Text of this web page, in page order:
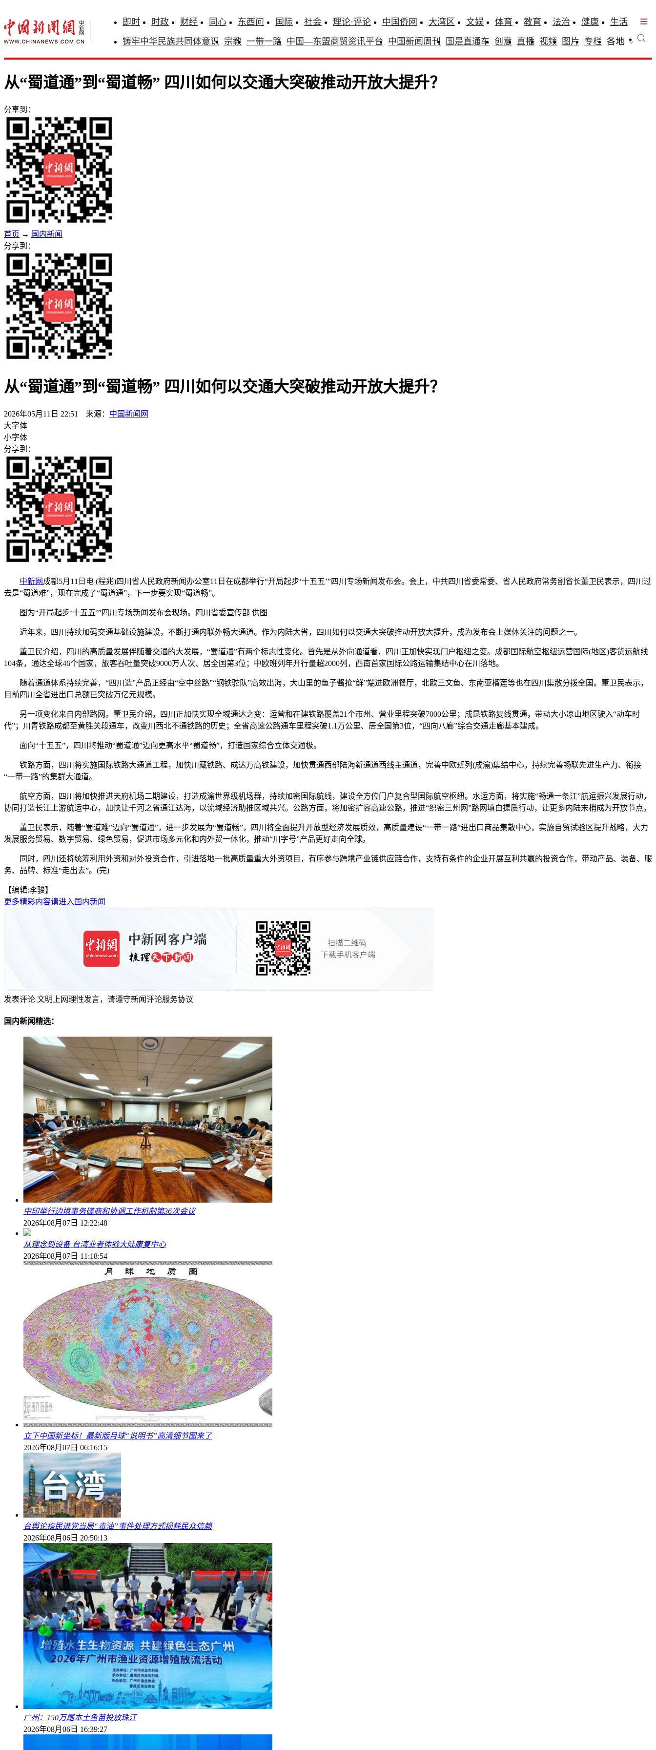
即时 时政 财经 同心 东西问 国际 社会 理论·评论 中国侨网 大湾区 文娱 体育 教育 法治 健康
生活
铸牢中华民族共同体意识 宗教 一带一路 中国—东盟商贸资讯平台 中国新闻周刊 国是直通车 创意 直播 视频 图片 专栏 各地
从“蜀道通”到“蜀道畅” 四川如何以交通大突破推动开放大提升？
分享到：
首页 → 国内新闻
分享到：
从“蜀道通”到“蜀道畅” 四川如何以交通大突破推动开放大提升？
2026年05月11日 22:51 来源： 中国新闻网
大字体
小字体
分享到：
中新网 成都5月11日电 (程兆)四川省人民政府新闻办公室11日在成都举行“开局起步‘十五五’”四川专场新闻发布会。会上，中共四川省委常委、省人民政府常务副省长董卫民表示，四川过
去是“蜀道难”，现在完成了“蜀道通”，下一步要实现“蜀道畅”。
图为“开局起步‘十五五’”四川专场新闻发布会现场。四川省委宣传部 供图
近年来，四川持续加码交通基础设施建设，不断打通内联外畅大通道。作为内陆大省，四川如何以交通大突破推动开放大提升，成为发布会上媒体关注的问题之一。
董卫民介绍，四川的高质量发展伴随着交通的大发展，“蜀道通”有两个标志性变化。首先是从外向通道看，四川正加快实现门户枢纽之变。成都国际航空枢纽运营国际(地区)客货运航线
104条，通达全球46个国家，旅客吞吐量突破9000万人次、居全国第3位；中欧班列年开行量超2000列，西南首家国际公路运输集结中心在川落地。
随着通道体系持续完善，“四川造”产品正经由“空中丝路”“钢铁驼队”高效出海，大山里的鱼子酱抢“鲜”端进欧洲餐厅，北欧三文鱼、东南亚榴莲等也在四川集散分拨全国。董卫民表示，
目前四川全省进出口总额已突破万亿元规模。
另一项变化来自内部路网。董卫民介绍，四川正加快实现全域通达之变：运营和在建铁路覆盖21个市州、营业里程突破7000公里；成昆铁路复线贯通，带动大小凉山地区驶入“动车时
代”；川青铁路成都至黄胜关段通车，改变川西北不通铁路的历史；全省高速公路通车里程突破1.1万公里、居全国第3位，“四向八廊”综合交通走廊基本建成。
面向“十五五”，四川将推动“蜀道通”迈向更高水平“蜀道畅”，打造国家综合立体交通极。
铁路方面，四川将实施国际铁路大通道工程，加快川藏铁路、成达万高铁建设，加快贯通西部陆海新通道西线主通道，完善中欧班列(成渝)集结中心，持续完善畅联先进生产力、衔接
“一带一路”的集群大通道。
航空方面，四川将加快推进天府机场二期建设，打造成渝世界级机场群，持续加密国际航线，建设全方位门户复合型国际航空枢纽。水运方面，将实施“畅通一条江”航运振兴发展行动，
协同打造长江上游航运中心，加快让千河之省通江达海，以流域经济助推区域共兴。公路方面，将加密扩容高速公路，推进“织密三州网”路网填白提质行动，让更多内陆末梢成为开放节点。
董卫民表示，随着“蜀道难”迈向“蜀道通”，进一步发展为“蜀道畅”，四川将全面提升开放型经济发展质效，高质量建设“一带一路”进出口商品集散中心，实施自贸试验区提升战略，大力
发展服务贸易、数字贸易、绿色贸易，促进市场多元化和内外贸一体化，推动“川字号”产品更好走向全球。
同时，四川还将统筹利用外资和对外投资合作，引进落地一批高质量重大外资项目，有序参与跨境产业链供应链合作，支持有条件的企业开展互利共赢的投资合作，带动产品、装备、服
务、品牌、标准“走出去”。(完)
【编辑:李骏】
更多精彩内容请进入国内新闻
发表评论 文明上网理性发言，请遵守新闻评论服务协议
国内新闻精选：
中印举行边境事务磋商和协调工作机制第36次会议
2026年08月07日 12:22:48
从理念到设备 台湾业者体验大陆康复中心
2026年08月07日 11:18:54
立下中国新坐标！最新版月球“说明书”高清细节图来了
2026年08月07日 06:16:15
台舆论指民进党当局“毒油”事件处理方式损耗民众信赖
2026年08月06日 20:50:13
广州：150万尾本土鱼苗投放珠江
2026年08月06日 16:39:27